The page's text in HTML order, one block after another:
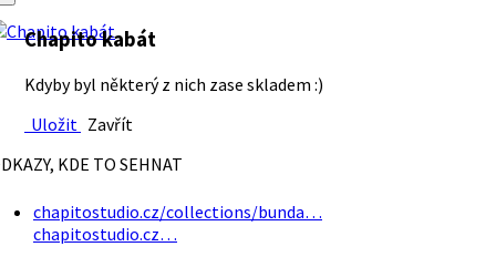
Chapito kabát
Kdyby byl některý z nich zase skladem :)
Uložit Zavřít
KDE TO SEHNAT
chapitostudio.cz/collections/bunda…
chapitostudio.cz…